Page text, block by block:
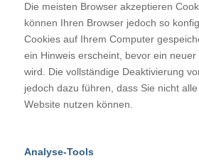
Die meisten Browser akzeptieren
können Ihren Browser jedoch so
Cookies auf Ihrem Computer
ein Hinweis erscheint, bevor ein
wird. Die vollständige Deaktivierung
jedoch dazu führen, dass Sie nicht
Website nutzen können.
Analyse-Tools